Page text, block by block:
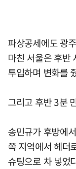
파상공세에도 광
마친 서울은 후반
투입하며 변화를
그리고 후반 3분
송민규가 후방에
쪽 지역에서 헤더
슈팅으로 차 넣었